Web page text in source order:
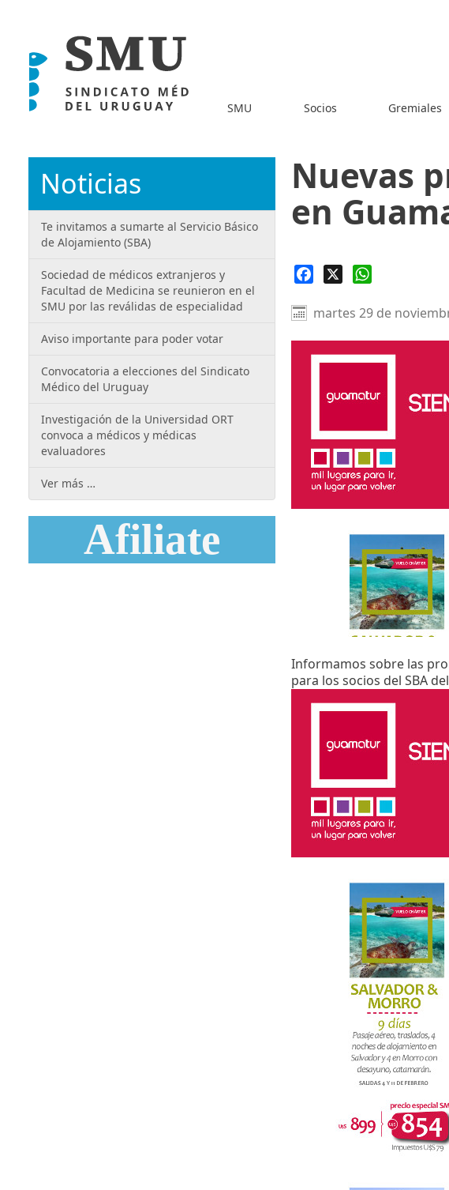
SMU Socios Gremiales
Nuevas
en
Facebook
martes 29 de
Informamos sobre las
para los socios del SBA
Noticias
Te invitamos a sumarte al Servicio Básico
de Alojamiento (SBA)
Sociedad de médicos extranjeros y
Facultad de Medicina se reunieron en el
SMU por las reválidas de especialidad
Aviso importante para poder votar
Convocatoria a elecciones del Sindicato
Médico del Uruguay
Investigación de la Universidad ORT
convoca a médicos y médicas
evaluadores
Ver más …
Afiliate